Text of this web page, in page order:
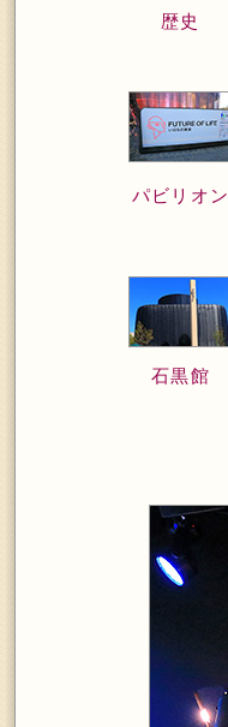
歴史
パビリオン
石黒館